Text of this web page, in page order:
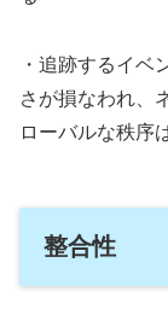
・追跡するイベ
さが損なわれ、
ローバルな秩序
整合性